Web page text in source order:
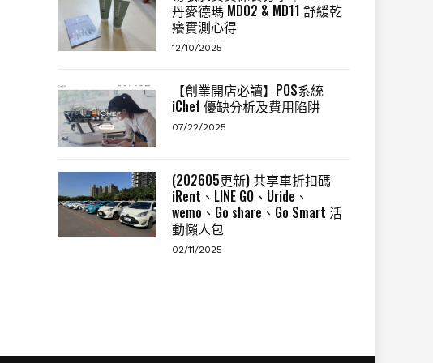
丹麥德瑪 MD02 & MD11 舒緩乾
癢實測心得
12/10/2025
【創業開店必讀】POS系統
iChef 優缺分析及費用陷阱
07/22/2025
(202605更新) 共享車折扣碼
iRent、LINE GO、Uride、
wemo、Go share、Go Smart 活
動懶人包
02/11/2025